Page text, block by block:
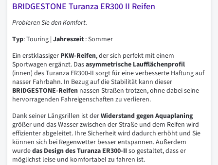
BRIDGESTONE Turanza ER300 II Reifen
Probieren Sie den Komfort.
Typ: Touring | Jahreszeit : Sommer
Ein erstklassiger PKW-Reifen, der sich perfekt mit einem
Sportwagen ergänzt. Dasasymmetrische Laufflächenprofil
(innen) des Turanza ER300-II sorgt für eine verbesserte Haftung auf
nasser Fahrbahn. In Bezug auf die Stabilität kann dieser
BRIDGESTONE-Reifen nassen Straßen trotzen, ohne dabei seine
hervorragenden Fahreigenschaften zu verlieren.
Dank seiner Längsrillen ist derWiderstand gegen Aquaplaning
größer und das Wasser zwischen der Straße und dem Reifen wird
effizienter abgeleitet. Ihre Sicherheit wird dadurch erhöht und Sie
können sich bei Regenwetter besser entspannen. Außerdem
wurdedas Design des Turanza ER300-IIso gestaltet, dass er
möglichst leise und komfortabel zu fahren ist.